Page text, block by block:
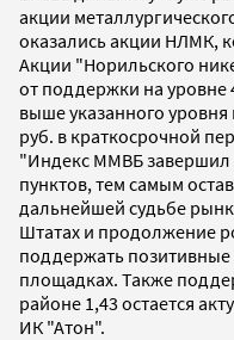
акции
оказались акции НЛМК,
Акции "Норильского
от поддержки на уровне
выше указанного
руб. в краткосрочной
"Индекс ММВБ завершил
пунктов, тем самым
дальнейшей судьбе
Штатах и продолжение
поддержать позитивные
площадках. Также
районе 1,43 остается
ИК "Атон".